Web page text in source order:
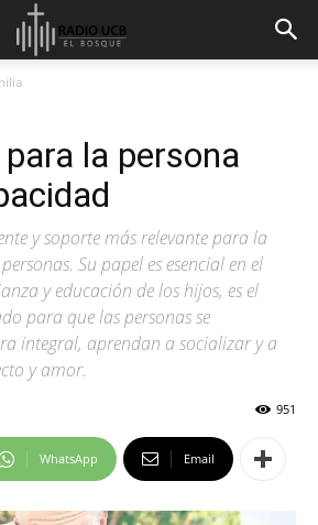
la persona
y soporte más relevante para la
Su papel es esencial en el
y educación de los hijos, es el
para que las personas se
integral, aprendan a socializar y a
y amor.
951
WhatsApp Email